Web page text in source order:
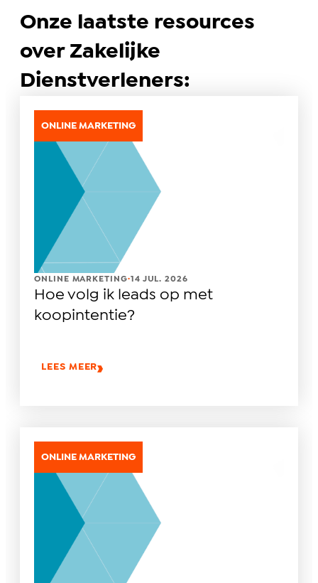
Onze laatste resources
over Zakelijke
Dienstverleners:
ONLINE MARKETING
ONLINE MARKETING.14 JUL. 2026
Hoe volg ik leads op met
koopintentie?
LEES MEER
ONLINE MARKETING